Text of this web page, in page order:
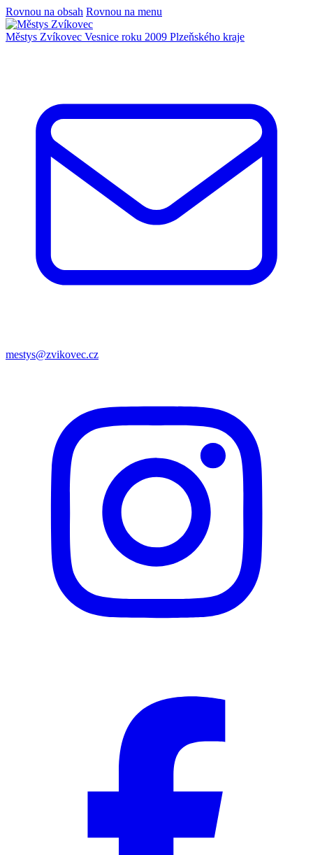
Rovnou na obsah Rovnou na menu
Městys Zvíkovec Vesnice roku 2009 Plzeňského kraje
mestys@zvikovec.cz